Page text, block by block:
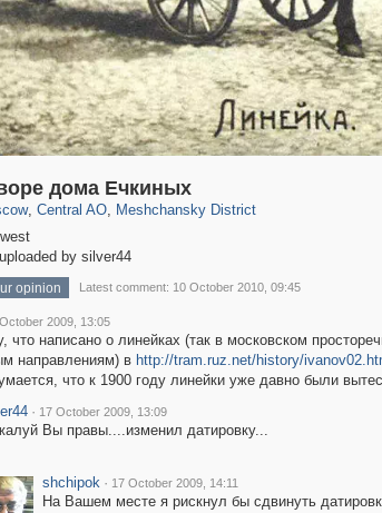
дома Ечкиных
29,243
, Central AO
5,916
, Meshchansky District
10,185 264
west
uploaded by silver44
opinion Latest comment: 10 October 2010, 09:45
2009, 13:05
что написано о линейках (так в московском
направлениям) в http://tram.ruz.net/history/
что к 1900 году линейки уже давно были
· 17 October 2009, 13:09
Вы правы....изменил датировку...
shchipok · 17 October 2009, 14:11
На Вашем месте я рискнул бы сдвинуть